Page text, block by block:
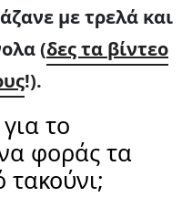
με τρελά και
(δες τα βίντεο
!).
το
φοράς τα